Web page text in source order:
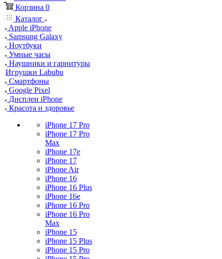
Корзина 0
Каталог
Apple iPhone
Samsung Galaxy
Ноутбуки
Умные часы
Наушники и гарнитуры
Игрушки Labubu
Смартфоны
Google Pixel
Дисплеи iPhone
Красота и здоровье
iPhone 17 Pro
iPhone 17 Pro
Max
iPhone 17e
iPhone 17
iPhone Air
iPhone 16
iPhone 16 Plus
iPhone 16e
iPhone 16 Pro
iPhone 16 Pro
Max
iPhone 15
iPhone 15 Plus
iPhone 15 Pro